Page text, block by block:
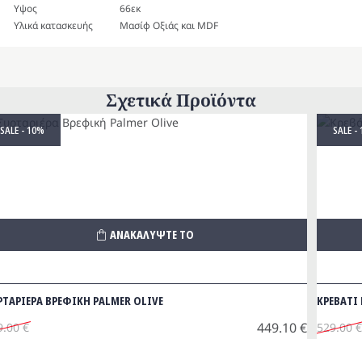
Υψος
66εκ
Υλικά κατασκευής
Μασίφ Οξιάς και MDF
Σχετικά Προϊόντα
SALE - 10%
ΒΡΕΦΙΚΗ PALMER OLIVE
€ 449.10€
ΑΝΑΚΑΛΥΨΤΕ ΤΟ
SALE -
529.00€